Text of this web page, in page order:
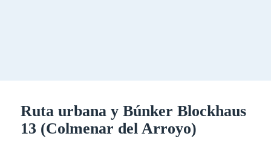
Ruta urbana y Búnker Blockhaus
13 (Colmenar del Arroyo)